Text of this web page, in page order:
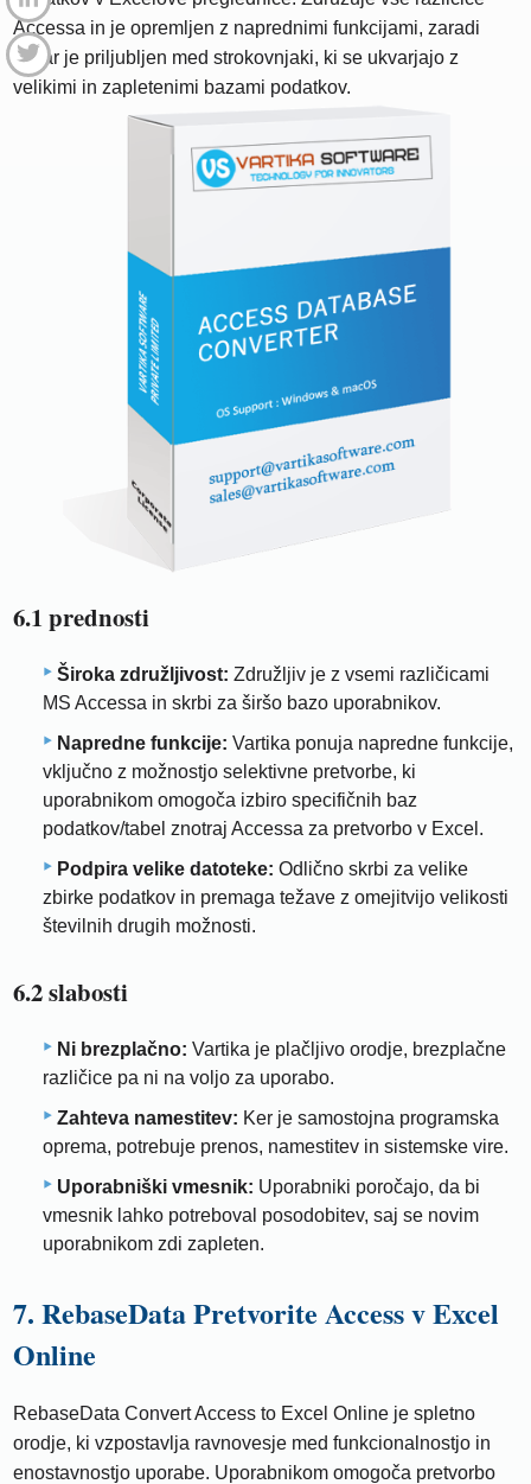
Accessa in je opremljen z naprednimi funkcijami, zaradi
česar je priljubljen med strokovnjaki, ki se ukvarjajo z
velikimi in zapletenimi bazami podatkov.
6.1 prednosti
Široka združljivost: Združljiv je z vsemi različicami
MS Accessa in skrbi za širšo bazo uporabnikov.
Napredne funkcije: Vartika ponuja napredne funkcije,
vključno z možnostjo selektivne pretvorbe, ki
uporabnikom omogoča izbiro specifičnih baz
podatkov/tabel znotraj Accessa za pretvorbo v Excel.
Podpira velike datoteke: Odlično skrbi za velike
zbirke podatkov in premaga težave z omejitvijo velikosti
številnih drugih možnosti.
6.2 slabosti
Ni brezplačno: Vartika je plačljivo orodje, brezplačne
različice pa ni na voljo za uporabo.
Zahteva namestitev: Ker je samostojna programska
oprema, potrebuje prenos, namestitev in sistemske vire.
Uporabniški vmesnik: Uporabniki poročajo, da bi
vmesnik lahko potreboval posodobitev, saj se novim
uporabnikom zdi zapleten.
7. RebaseData Pretvorite Access v Excel
Online
RebaseData Convert Access to Excel Online je spletno
orodje, ki vzpostavlja ravnovesje med funkcionalnostjo in
enostavnostjo uporabe. Uporabnikom omogoča pretvorbo